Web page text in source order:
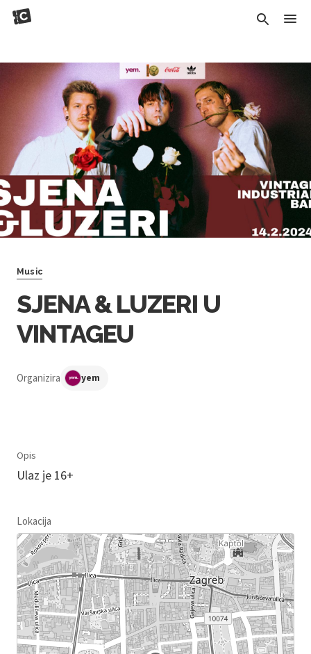
Music
SJENA & LUZERI U
VINTAGEU
Organizira yem
Opis
Ulaz je 16+
Lokacija